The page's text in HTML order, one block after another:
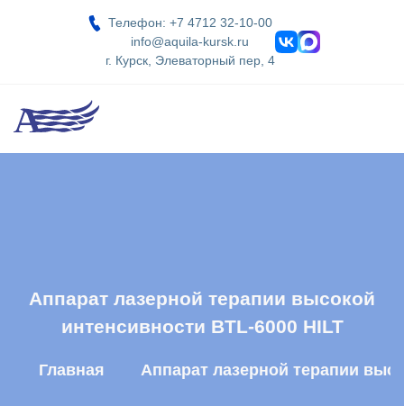
Телефон: +7 4712 32-10-00
info@aquila-kursk.ru
г. Курск, Элеваторный пер, 4
Аппарат лазерной терапии высокой
интенсивности BTL-6000 HILT
Главная Аппарат лазерной терапии